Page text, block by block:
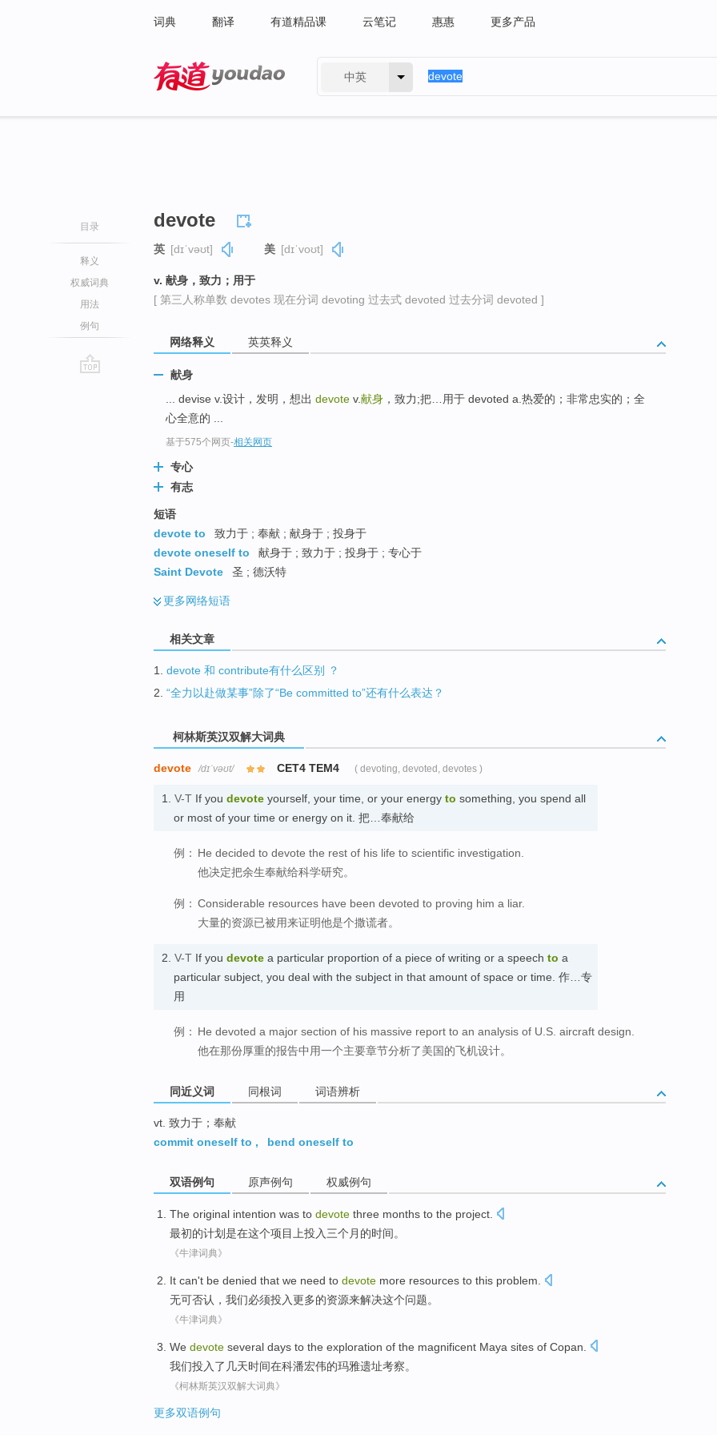
词典 翻译 有道精品课 云笔记 惠惠 更多产品
中英
目录
释义
权威词典
用法
例句
devote
英 [dɪˈvəʊt] 美 [dɪˈvoʊt]
v. 献身，致力；用于
[ 第三人称单数 devotes 现在分词 devoting 过去式 devoted 过去分词 devoted ]
网络释义 英英释义
献身
... devise v.设计，发明，想出 devote v.献身 ，致力;把…用于 devoted a.热爱的；非常忠实的；全
心全意的 ...
基于575个网页-相关网页
专心
有志
短语
devote to
致力于 ; 奉献 ; 献身于 ; 投身于
devote oneself to
献身于 ; 致力于 ; 投身于 ; 专心于
Saint Devote
圣 ; 德沃特
更多网络短语
相关文章
1. devote 和 contribute有什么区别 ？
2. “全力以赴做某事”除了“Be committed to”还有什么表达？
柯林斯英汉双解大词典
devote /dɪˈvəʊt/ CET4 TEM4 ( devoting, devoted, devotes )
1. V-T If you devote yourself, your time, or your energy to something, you spend all
or most of your time or energy on it. 把…奉献给
例： He decided to devote the rest of his life to scientific investigation.
他决定把余生奉献给科学研究。
例： Considerable resources have been devoted to proving him a liar.
大量的资源已被用来证明他是个撒谎者。
2. V-T If you devote a particular proportion of a piece of writing or a speech to a
particular subject, you deal with the subject in that amount of space or time. 作…专
用
例： He devoted a major section of his massive report to an analysis of U.S. aircraft design.
他在那份厚重的报告中用一个主要章节分析了美国的飞机设计。
同近义词 同根词 词语辨析
vt. 致力于；奉献
commit oneself to , bend oneself to
双语例句 原声例句 权威例句
The original intention was to devote three months to the project
最初的计划是在这个项目 上投入 三个 月 的时间。
《牛津词典》
It can't be denied that we need to devote more resources to this problem
无可否认， 我们必须投入更多的资源来解决这个问题。
《牛津词典》
We devote several days to the exploration of the magnificent Maya sites of Copan
我们投入 了 几天时间在科潘宏伟的玛雅遗址考察。
《柯林斯英汉双解大词典》
更多双语例句